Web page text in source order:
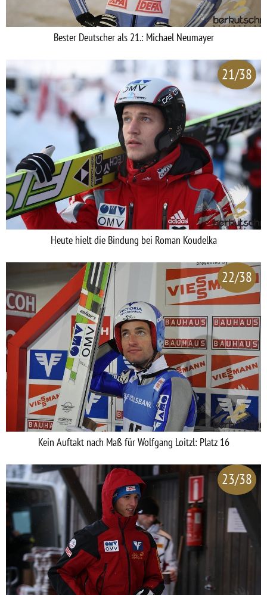
Bester Deutscher als 21.: Michael Neumayer
21/38
Heute hielt die Bindung bei Roman Koudelka
22/38
Kein Auftakt nach Maß für Wolfgang Loitzl: Platz 16
23/38